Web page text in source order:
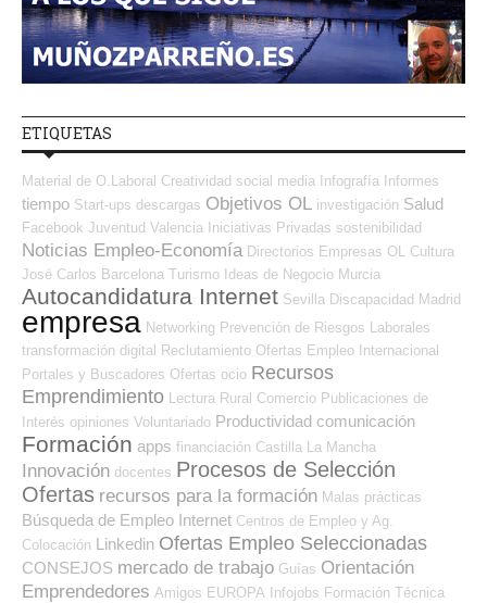
ETIQUETAS
Material de O.Laboral Creatividad social media Infografía Informes
tiempo Start-ups descargas Objetivos OL investigación Salud
Facebook Juventud Valencia Iniciativas Privadas sostenibilidad
Noticias Empleo-Economía Directorios Empresas OL
Cultura
José Carlos Barcelona Turismo Ideas de Negocio Murcia
Autocandidatura Internet Sevilla Discapacidad Madrid
empresa Networking Prevención de Riesgos Laborales
transformación digital Reclutamiento Ofertas Empleo Internacional
Portales y Buscadores Ofertas ocio Recursos
Emprendimiento Lectura Rural Comercio Publicaciones de
Interés opiniones Voluntariado Productividad comunicación
Formación apps financiación Castilla La Mancha
Innovación docentes Procesos de Selección
Ofertas recursos para la formación Malas prácticas
Búsqueda de Empleo Internet Centros de Empleo y Ag.
Colocación Linkedin Ofertas Empleo Seleccionadas
CONSEJOS mercado de trabajo Guías Orientación
Emprendedores Amigos EUROPA Infojobs Formación Técnica